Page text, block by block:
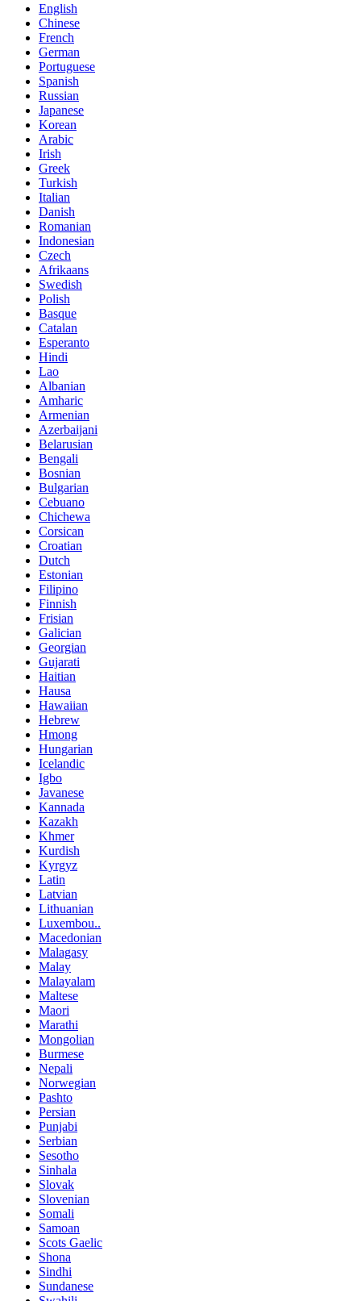
English
Chinese
French
German
Portuguese
Spanish
Russian
Japanese
Korean
Arabic
Irish
Greek
Turkish
Italian
Danish
Romanian
Indonesian
Czech
Afrikaans
Swedish
Polish
Basque
Catalan
Esperanto
Hindi
Lao
Albanian
Amharic
Armenian
Azerbaijani
Belarusian
Bengali
Bosnian
Bulgarian
Cebuano
Chichewa
Corsican
Croatian
Dutch
Estonian
Filipino
Finnish
Frisian
Galician
Georgian
Gujarati
Haitian
Hausa
Hawaiian
Hebrew
Hmong
Hungarian
Icelandic
Igbo
Javanese
Kannada
Kazakh
Khmer
Kurdish
Kyrgyz
Latin
Latvian
Lithuanian
Luxembou..
Macedonian
Malagasy
Malay
Malayalam
Maltese
Maori
Marathi
Mongolian
Burmese
Nepali
Norwegian
Pashto
Persian
Punjabi
Serbian
Sesotho
Sinhala
Slovak
Slovenian
Somali
Samoan
Scots Gaelic
Shona
Sindhi
Sundanese